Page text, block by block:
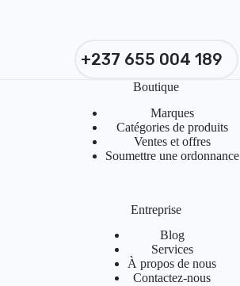
+237 655 004 189
Boutique
Marques
Catégories de produits
Ventes et offres
Soumettre une ordonnance
Entreprise
Blog
Services
À propos de nous
Contactez-nous